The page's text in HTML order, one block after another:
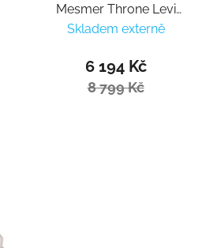
Mesmer Throne Levi
van Rijn Pro
Skladem externě
6 194 Kč
8 799 Kč